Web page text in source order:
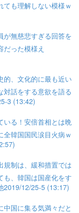
ても理解しない模様ｗ
が無慈悲すぎる回答を
った模様え
的、文化的に最も近い
対話をする意欲を語る
3 (13:42)
いる！安倍首相とは晩
全韓国国民涙目火病ｗ
規制は、緩和措置では
、韓国は国産化をす
2019/12/25-5 (13:17)
中国に集る気満々だと